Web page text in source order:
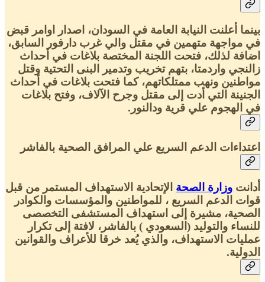
بينما أعلنت النيابة العامة في السودان، اصدار اوامر قبض
في مواجهة متهمين في مقتل والي غرب دارفور السابق،
اضافة لذلك، فتحت اللجنة المختصة بلاغات في أحداث
زالنجي واردمتا، بتهم تخريب وتدمير البنى التحتية وقتل
مواطنين ونهب ممتلكاتهم، كما فتحت بلاغات في أحداث
الجنينة التي أدت إلى مقتل وجرح الآلاف، وفتح بلاغات
في الهجوم علي قرية ودالنور.
اعتداءات الدعم السريع علي المرافق الصحية بالفاشر
أدانت وزارة الصحة الإتحادية الاستهداف المستمر من قبل
قوات الدعم السريع ، للمواطنين والمؤسسات والكوادر
الصحية، مشيرة إلى استهداف المستشفى التخصصى
للنساء والتوليد (السعودي ) بالفاشر، لافتة إلى تكرار
عمليات الاستهداف، والذي يُعد خرقا للأعراف والقوانين
الدولية.